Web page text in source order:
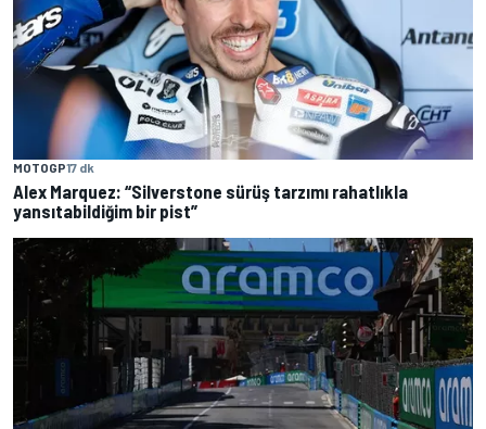
MOTOGP17 dk
Alex Marquez: “Silverstone sürüş tarzımı rahatlıkla
yansıtabildiğim bir pist”